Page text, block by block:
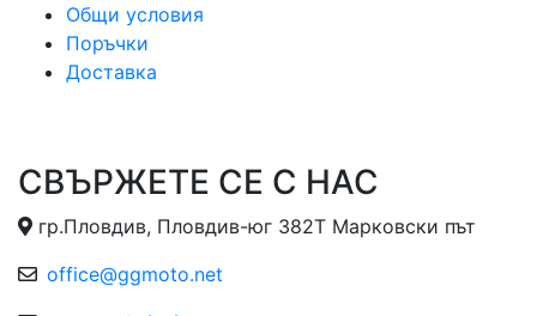
Общи условия
Поръчки
Доставка
СВЪРЖЕТЕ СЕ С НАС
гр.Пловдив, Пловдив-юг 382Т Марковски път
office@ggmoto.net